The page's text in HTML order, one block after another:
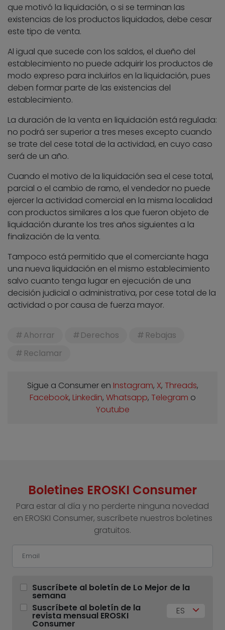
que motivó la liquidación, o si se terminan las
existencias de los productos liquidados, debe cesar
este tipo de venta.
Al igual que sucede con los saldos, el dueño del
establecimiento no puede adquirir los productos de
modo expreso para incluirlos en la liquidación, pues
deben formar parte de las existencias del
establecimiento.
La duración de la venta en liquidación está regulada:
no podrá ser superior a tres meses excepto cuando
se trate del cese total de la actividad, en cuyo caso
será de un año.
Cuando el motivo de la liquidación sea el cese total,
parcial o el cambio de ramo, el vendedor no puede
ejercer la actividad comercial en la misma localidad
con productos similares a los que fueron objeto de
liquidación durante los tres años siguientes a la
finalización de la venta.
Tampoco está permitido que el comerciante haga
una nueva liquidación en el mismo establecimiento
salvo cuanto tenga lugar en ejecución de una
decisión judicial o administrativa, por cese total de la
actividad o por causa de fuerza mayor.
Ahorrar Derechos
Rebajas
Reclamar
Sigue a Consumer en Instagram, X, Threads,
Facebook, Linkedin, Whatsapp, Telegram o
Youtube
Boletines EROSKI Consumer
Para estar al día y no perderte ninguna novedad
en EROSKI Consumer, suscríbete nuestros boletines
gratuitos.
Suscríbete al boletín de Lo Mejor de la
semana
Suscríbete al boletín de la
revista mensual EROSKI
Consumer
ES